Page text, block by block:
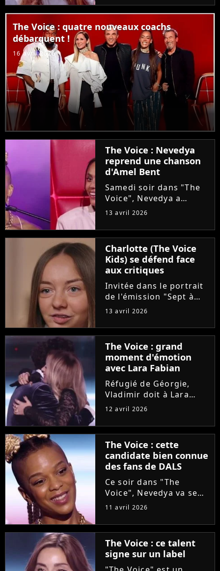
premier single. En
interview, la chanteuse
de 15 ans donne plus de
détails sur ce projet
écrit et composé...
The Voice : quatre nouveaux coachs
débarquent !
16 avril 2026
The Voice : Nevedya
reprend une chanson
d'Amel Bent
Samedi soir dans "The
Voice", Nevedya a
proposé une version
"Pourquoi tu restes"
d'Amel Bent. Un
moment chargé en
émotion qui n'a
néanmoins pas fait se
retourner...
13 avril 2026
Charlotte (The Voice
Kids) se défend face
aux critiques
Invitée dans le portrait
de l'émission "Sept à
Huit", Charlotte est
diagnostiqué à l'âge de
8 ans. La maladie et les
opérations de la
dernière gagnante de
"The...
13 avril 2026
The Voice : grand
moment d'émotion
avec Lara Fabian
Réfugié de Géorgie,
Vladimir doit à Lara
Fabian son
français et sa vocation
de chanteur. Sur le
plateau de "The Voice"
hier soir, le candidat a
réalisé son rêve :...
12 avril 2026
The Voice : cette
candidate bien connue
des fans de DALS
Ce soir dans "The
Voice", Nevedya va se
confronter aux coachs
l'aveugle. La chanteuse
n'est pas une parfaite
inconnue pour les fans
de "Danse avec les
stars",...
11 avril 2026
The Voice : ce talent
signe sur un label